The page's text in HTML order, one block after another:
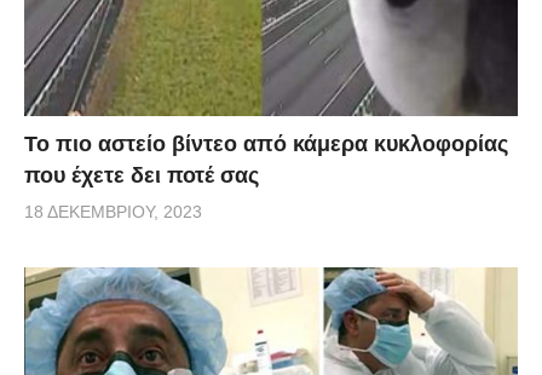
Το πιο αστείο βίντεο από κάμερα κυκλοφορίας
που έχετε δει ποτέ σας
18 ΔΕΚΕΜΒΡΊΟΥ, 2023